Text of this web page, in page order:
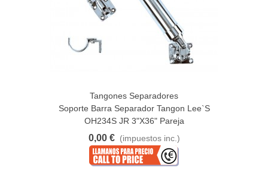
Tangones Separadores
Soporte Barra Separador Tangon Lee`s
OH234S JR 3"x36" Pareja
0,00 € (impuestos inc.)